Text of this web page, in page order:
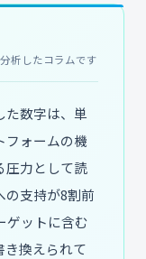
析したコラムです
た数字は、単
フォームの機
圧力として読
の支持が8割前
ゲットに含む
き換えられて